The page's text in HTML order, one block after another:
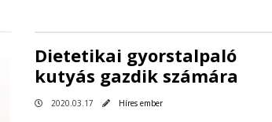
Dietetikai gyorstalpaló
kutyás gazdik számára
2020.03.17 Híres ember